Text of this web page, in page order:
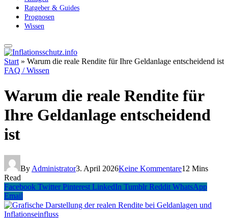
Ratgeber & Guides
Prognosen
Wissen
Start » Warum die reale Rendite für Ihre Geldanlage entscheidend ist
FAQ / Wissen
Warum die reale Rendite für
Ihre Geldanlage entscheidend
ist
By Administrator3. April 2026Keine Kommentare12 Mins
Read
Facebook Twitter Pinterest LinkedIn Tumblr Reddit WhatsApp
Email